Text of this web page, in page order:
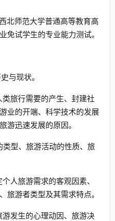
北师范大学普通高等教育高
免试学生的专业能力测试。
与现状。
旅行需要的产生、封建社
业的开端、科学技术的发展
游迅速发展的原因。
型、旅游活动的性质、旅
人旅游需求的客观因素、
旅游者类型及其需求特点。
发生的心理动因、旅游决